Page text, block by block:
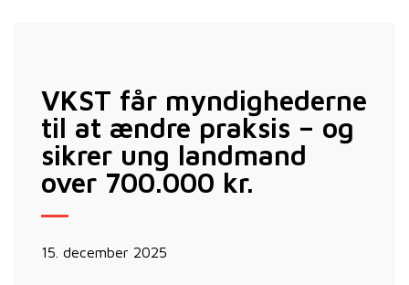
VKST får myndighederne
til at ændre praksis – og
sikrer ung landmand
over 700.000 kr.
15. december 2025